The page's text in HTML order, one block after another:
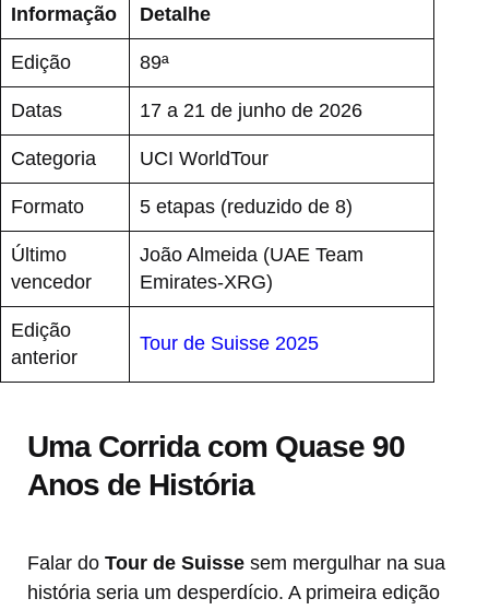
Informação Detalhe
Edição 89ª
Datas 17 a 21 de junho de 2026
Categoria UCI WorldTour
Formato 5 etapas (reduzido de 8)
Último
vencedor
João Almeida (UAE Team
Emirates-XRG)
Edição
anterior
Tour de Suisse 2025
Uma Corrida com Quase 90
Anos de História
Falar do Tour de Suisse sem mergulhar na sua
história seria um desperdício. A primeira edição